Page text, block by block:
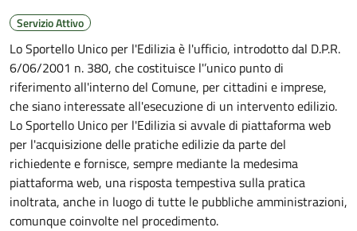
Servizio Attivo
Lo Sportello Unico per l'Edilizia è l'ufficio, introdotto dal D.P.R.
6/06/2001 n. 380, che costituisce l'’unico punto di
riferimento all'interno del Comune, per cittadini e imprese,
che siano interessate all'esecuzione di un intervento edilizio.
Lo Sportello Unico per l'Edilizia si avvale di piattaforma web
per l'acquisizione delle pratiche edilizie da parte del
richiedente e fornisce, sempre mediante la medesima
piattaforma web, una risposta tempestiva sulla pratica
inoltrata, anche in luogo di tutte le pubbliche amministrazioni,
comunque coinvolte nel procedimento.